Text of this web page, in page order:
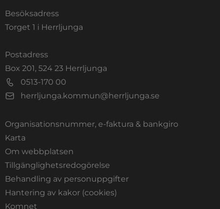
Besöksadress
Torget 1 i Herrljunga
Postadress
Box 201, 524 23 Herrljunga
0513-170 00
herrljunga.kommun@herrljunga.se
Organisationsnummer, e-faktura & bankgiro
Karta
Om webbplatsen
Tillgänglighetsredogörelse
Behandling av personuppgifter
Hantering av kakor (cookies)
Komnet